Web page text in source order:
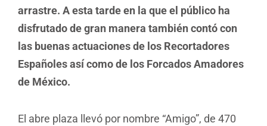
arrastre. A esta tarde en la que el público ha
disfrutado de gran manera también contó con
las buenas actuaciones de los Recortadores
Españoles así como de los Forcados Amadores
de México.
El abre plaza llevó por nombre “Amigo”, de 470